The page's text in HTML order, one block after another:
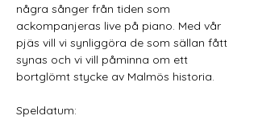
några sånger från tiden som
ackompanjeras live på piano. Med vår
pjäs vill vi synliggöra de som sällan fått
synas och vi vill påminna om ett
bortglömt stycke av Malmös historia.
Speldatum: